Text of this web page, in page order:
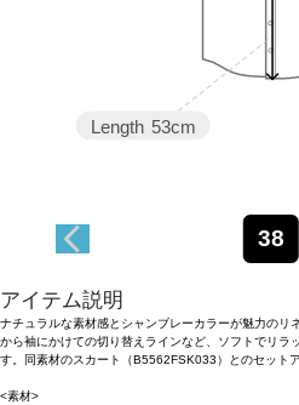
Length 53cm
38
アイテム説明
ナチュラルな素材感とシャンブレーカラーが魅力のリ
から袖にかけての切り替えラインなど、ソフトでリラ
す。同素材のスカート（B5562FSK033）とのセット
<素材>